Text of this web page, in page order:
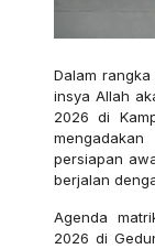
Dalam
insya Allah
2026 di
persiapan
berjalan
Agenda
2026 di